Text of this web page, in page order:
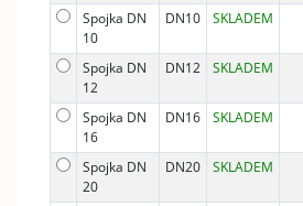
Spojka DN
10
DN10 SKLADEM
Spojka DN
12
DN12 SKLADEM
Spojka DN
16
DN16 SKLADEM
Spojka DN
20
DN20 SKLADEM